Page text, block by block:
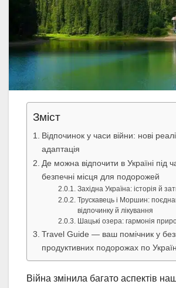
Зміст
Відпочинок у часи війни: нові
адаптація
Де можна відпочити в Україні під
безпечні місця для подорожей
Західна Україна: історія й
Трускавець і Моршин:
відпочинку й лікування
Шацькі озера: гармонія
Travel Guide — ваш помічник у
продуктивних подорожах по
Війна змінила багато аспектів